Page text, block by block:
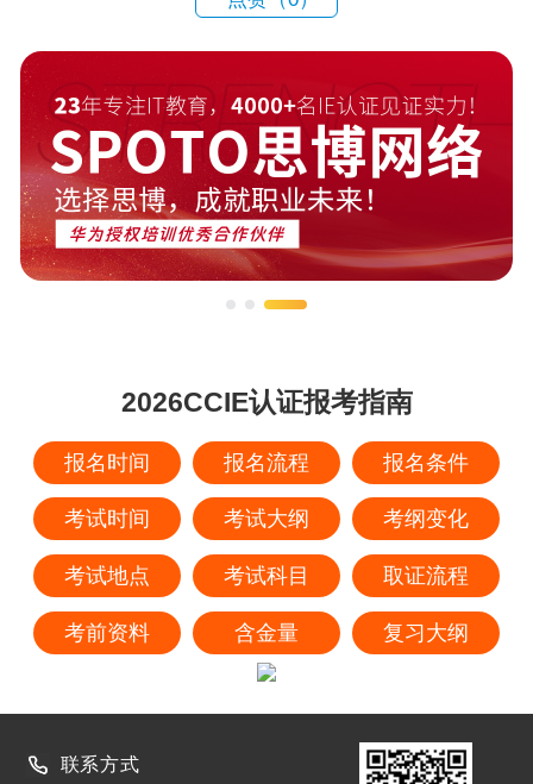
2026CCIE认证报考指南
报名时间 报名流程 报名条件
考试时间 考试大纲 考纲变化
考试地点 考试科目 取证流程
考前资料 含金量 复习大纲
联系方式